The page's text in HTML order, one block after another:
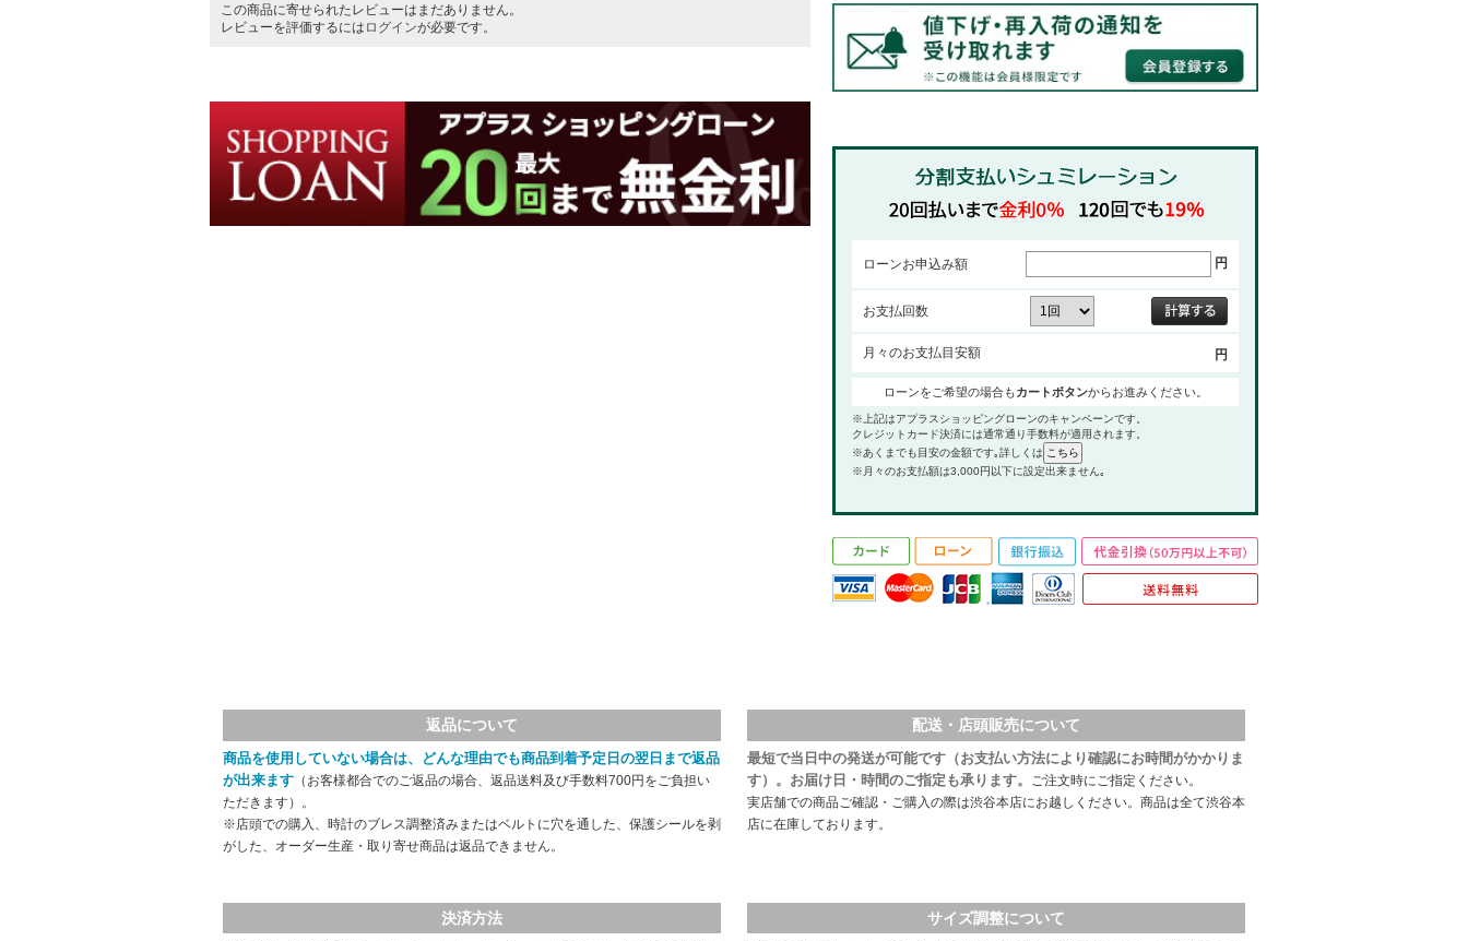
この商品に寄せられたレビューはまだありません。
レビューを評価するには ログインが必要です。
ローンお申込み額 円
お支払回数
月々のお支払目安額 円
ローンをご希望の場合もカートボタンからお進みください。
※上記はアプラスショッピングローンのキャンペーンです。
クレジットカード決済には通常通り手数料が適用されます。
※あくまでも目安の金額です｡詳しくは
※月々のお支払額は3,000円以下に設定出来ません｡
返品について
商品を使用していない場合は、どんな理由でも商品到着予定日の翌日まで返品
が出来ます （お客様都合でのご返品の場合、返品送料及び手数料700円をご負担い
ただきます）。
※店頭での購入、時計のブレス調整済みまたはベルトに穴を通した、保護シールを剥
がした、オーダー生産・取り寄せ商品は返品できません。
配送・店頭販売について
最短で当日中の発送が可能です（お支払い方法により確認にお時間がかかりま
す）。お届け日・時間のご指定も承ります。
ご注文時にご指定ください。
実店舗での商品ご確認・ご購入の際は渋谷本店にお越しください。商品は全て渋谷本
店に在庫しております。
決済方法 サイズ調整について